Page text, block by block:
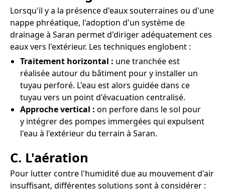
Lorsqu'il y a la présence d'eaux souterraines ou d'une
nappe phréatique, l'adoption d'un système de
drainage à Saran permet d'diriger adéquatement ces
eaux vers l'extérieur. Les techniques englobent :
Traitement horizontal : une tranchée est
réalisée autour du bâtiment pour y installer un
tuyau perforé. L'eau est alors guidée dans ce
tuyau vers un point d'évacuation centralisé.
Approche vertical : on perfore dans le sol pour
y intégrer des pompes immergées qui expulsent
l'eau à l'extérieur du terrain à Saran.
C. L'aération
Pour lutter contre l'humidité due au mouvement d'air
insuffisant, différentes solutions sont à considérer :